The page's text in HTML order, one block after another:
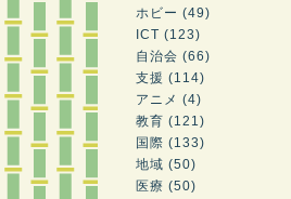
ホビー (49)
ICT (123)
自治会 (66)
支援 (114)
アニメ (4)
教育 (121)
国際 (133)
地域 (50)
医療 (50)